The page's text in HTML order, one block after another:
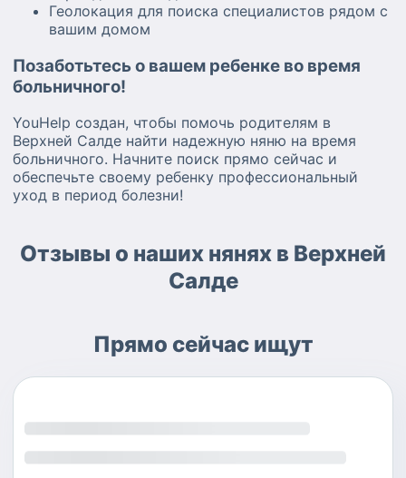
Геолокация для поиска специалистов рядом с
вашим домом
Позаботьтесь о вашем ребенке во время
больничного!
YouHelp создан, чтобы помочь родителям в
Верхней Салде найти надежную няню на время
больничного. Начните поиск прямо сейчас и
обеспечьте своему ребенку профессиональный
уход в период болезни!
Отзывы о наших нянях в Верхней
Салде
Прямо сейчас ищут